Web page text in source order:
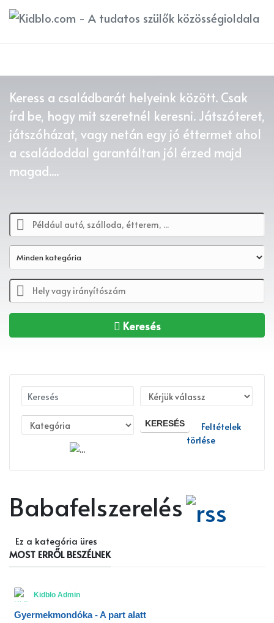
Újdonság a Kidblo.com-on!
Új
Újdonság a Kidblo.com-on!
Új
Keress a családbarát helyeink között. Csak
írd be, hogy mit szeretnél keresni. Játszóteret,
játszóházat, vagy netán egy jó éttermet ahol
a családoddal garantáltan jól érzed majd
magad....
Keresés
KERESÉS
Feltételek
törlése
Babafelszerelés
Ez a kategória üres
MOST ERRŐL BESZÉLNEK
Kidblo Admin
Gyermekmondóka - A part alatt